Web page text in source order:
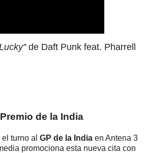
de Daft Punk feat. Pharrell
de la India
turno al GP de la India en Antena 3
promociona esta nueva cita con